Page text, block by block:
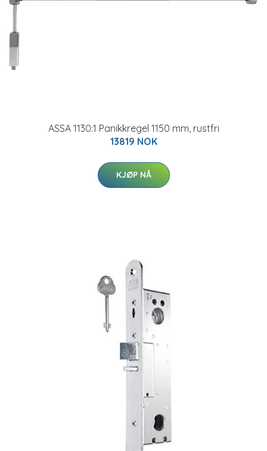
ASSA 1130:1 Panikkregel 1150 mm, rustfri
13819 NOK
KJØP NÅ